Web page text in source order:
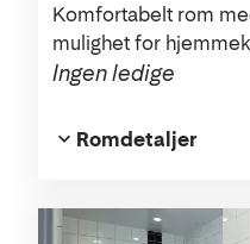
Ingen ledige
Komfortabelt rom
mulighet for
Romdetaljer